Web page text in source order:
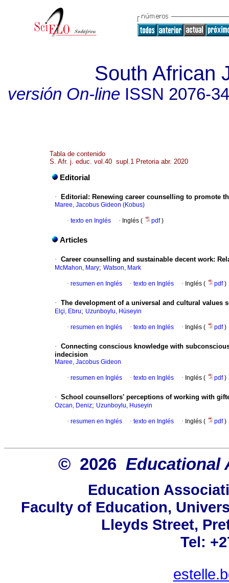
South African
versión On-lineISSN 2076-
Tabla de contenido
S. Afr. j. educ. vol.40 supl.1 Pretoria abr. 2020
Editorial
· Editorial: Renewing career counselling to promote
Maree, Jacobus Gideon (Kobus)
· texto en Inglés · Inglés ( pdf)
Articles
· Career counselling and sustainable decent work:
McMahon, Mary; Watson, Mark
· resumen en Inglés · texto en Inglés · Inglés ( pdf)
· The development of a universal and cultural values
Elçi, Ebru; Uzunboylu, Hüseyin
· resumen en Inglés · texto en Inglés · Inglés ( pdf)
· Connecting conscious knowledge with
indecision
Maree, Jacobus Gideon
· resumen en Inglés · texto en Inglés · Inglés ( pdf)
· School counsellors' perceptions of working with
Ozcan, Deniz; Uzunboylu, Huseyin
· resumen en Inglés · texto en Inglés · Inglés ( pdf)
© 2026 Educational
Education
Faculty of Education,
Lleyds Street,
Tel: